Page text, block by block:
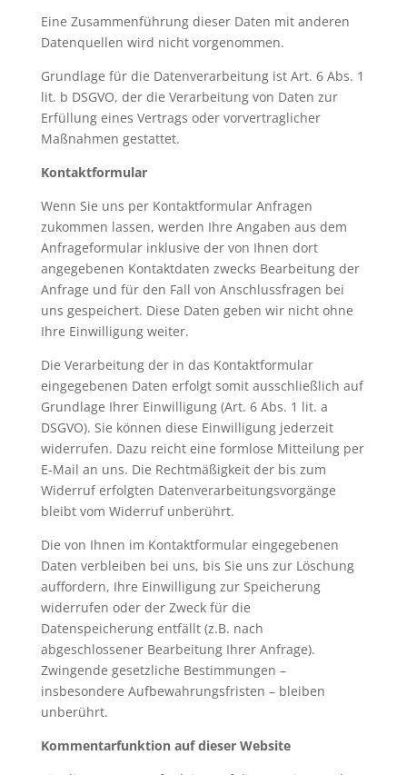
Eine Zusammenführung dieser Daten mit anderen
Datenquellen wird nicht vorgenommen.
Grundlage für die Datenverarbeitung ist Art. 6 Abs. 1
lit. b DSGVO, der die Verarbeitung von Daten zur
Erfüllung eines Vertrags oder vorvertraglicher
Maßnahmen gestattet.
Kontaktformular
Wenn Sie uns per Kontaktformular Anfragen
zukommen lassen, werden Ihre Angaben aus dem
Anfrageformular inklusive der von Ihnen dort
angegebenen Kontaktdaten zwecks Bearbeitung der
Anfrage und für den Fall von Anschlussfragen bei
uns gespeichert. Diese Daten geben wir nicht ohne
Ihre Einwilligung weiter.
Die Verarbeitung der in das Kontaktformular
eingegebenen Daten erfolgt somit ausschließlich auf
Grundlage Ihrer Einwilligung (Art. 6 Abs. 1 lit. a
DSGVO). Sie können diese Einwilligung jederzeit
widerrufen. Dazu reicht eine formlose Mitteilung per
E-Mail an uns. Die Rechtmäßigkeit der bis zum
Widerruf erfolgten Datenverarbeitungsvorgänge
bleibt vom Widerruf unberührt.
Die von Ihnen im Kontaktformular eingegebenen
Daten verbleiben bei uns, bis Sie uns zur Löschung
auffordern, Ihre Einwilligung zur Speicherung
widerrufen oder der Zweck für die
Datenspeicherung entfällt (z.B. nach
abgeschlossener Bearbeitung Ihrer Anfrage).
Zwingende gesetzliche Bestimmungen –
insbesondere Aufbewahrungsfristen – bleiben
unberührt.
Kommentarfunktion auf dieser Website